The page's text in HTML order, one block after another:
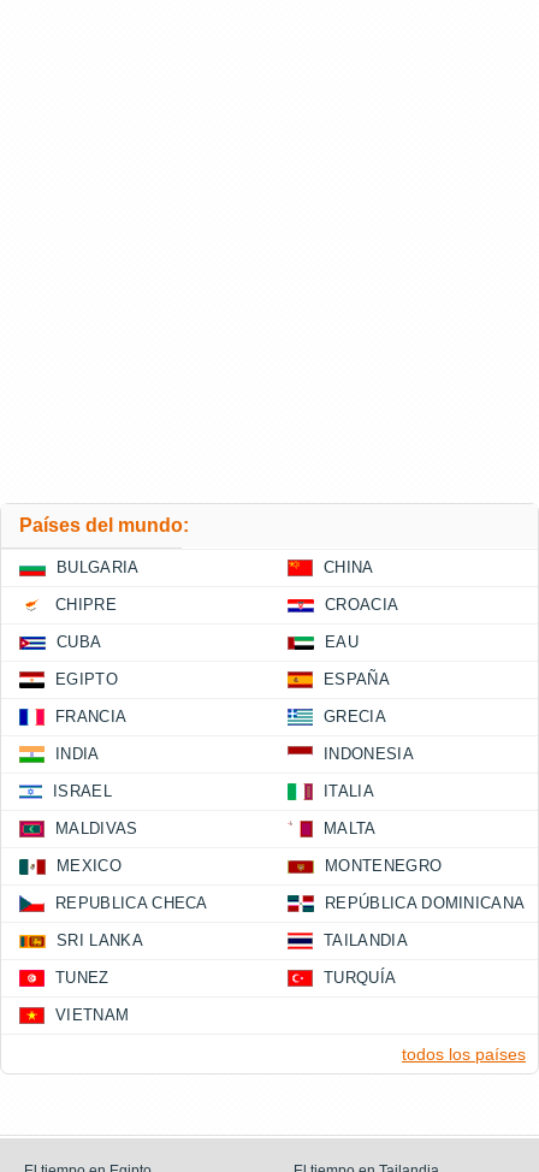
Países del mundo:
BULGARIA CHINA
CHIPRE CROACIA
CUBA EAU
EGIPTO ESPAÑA
FRANCIA GRECIA
INDIA INDONESIA
ISRAEL ITALIA
MALDIVAS MALTA
MEXICO MONTENEGRO
REPUBLICA CHECA REPÚBLICA DOMINICANA
SRI LANKA TAILANDIA
TUNEZ TURQUÍA
VIETNAM
todos los países